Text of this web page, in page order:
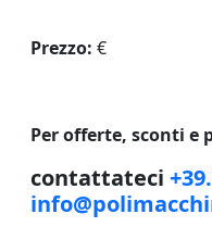
Prezzo: €
Per offerte, sconti e
contattateci